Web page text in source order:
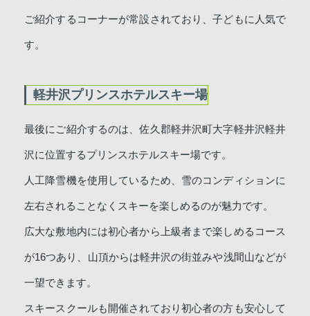
ご紹介するコーナーが常設されており、子どもに人気で
す。
軽井沢プリンスホテルスキー場
最後にご紹介するのは、佐久郡軽井沢町大字軽井沢軽井
沢に位置するプリンスホテルスキー場です。
人工降雪機を使用しているため、雪のコンディションに
左右されることなくスキーを楽しめるのが魅力です。
広大な敷地内には初心者から上級者まで楽しめるコース
が16つあり、山頂からは軽井沢の街並みや浅間山などが
一望できます。
スキースクールも開催されており初心者の方も安心して